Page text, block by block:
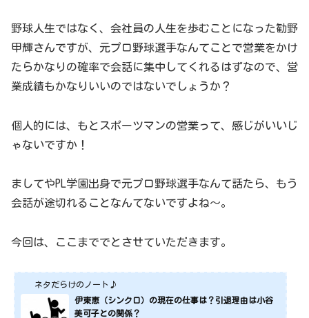
野球人生ではなく、会社員の人生を歩むことになった勧野
甲輝さんですが、元プロ野球選手なんてことで営業をかけ
たらかなりの確率で会話に集中してくれるはずなので、営
業成績もかなりいいのではないでしょうか？
個人的には、もとスポーツマンの営業って、感じがいいじ
ゃないですか！
ましてやPL学園出身で元プロ野球選手なんて話たら、もう
会話が途切れることなんてないですよね～。
今回は、ここまででとさせていただきます。
ネタだらけのノート♪
伊東恵（シンクロ）の現在の仕事は？引退理由は小谷
美可子との関係？